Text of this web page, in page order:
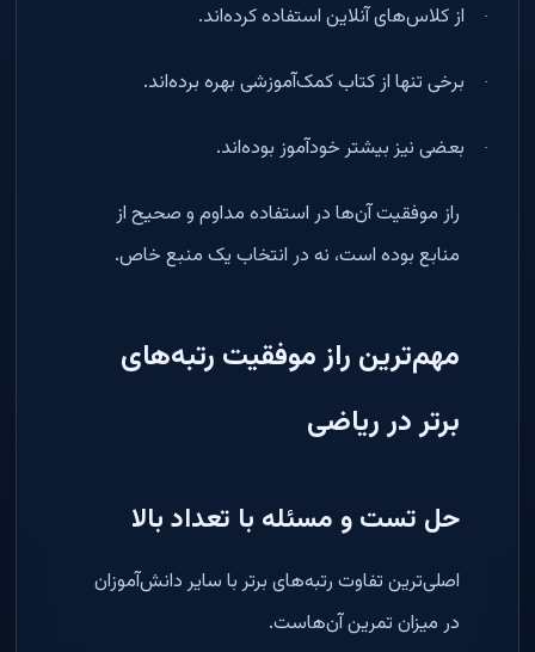
· از کلاس‌های آنلاین استفاده کرده‌اند.
· برخی تنها از کتاب کمک‌آموزشی بهره برده‌اند.
· بعضی نیز بیشتر خودآموز بوده‌اند.
راز موفقیت آن‌ها در استفاده مداوم و صحیح از
منابع بوده است، نه در انتخاب یک منبع خاص.
مهم‌ترین راز موفقیت رتبه‌های
برتر در ریاضی
حل تست و مسئله با تعداد بالا
اصلی‌ترین تفاوت رتبه‌های برتر با سایر دانش‌آموزان
در میزان تمرین آن‌هاست.